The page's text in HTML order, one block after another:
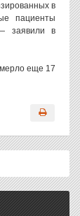
в
пациенты
— заявили в
еще 17